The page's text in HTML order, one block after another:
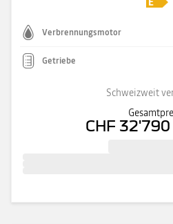
Verbrennungsmotor
Getriebe
Schweizweit
CHF 32'790